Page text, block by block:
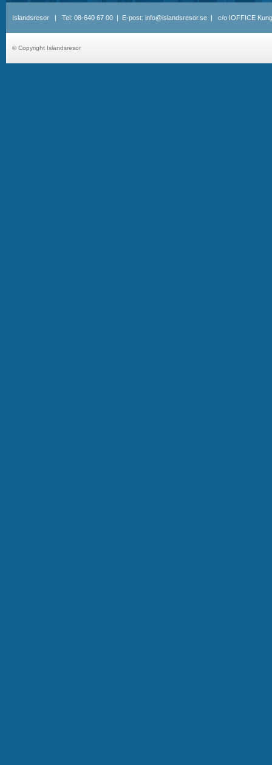
Islandsresor | Tel: 08-640 67 00 | E-post: info@islandsresor.se | c/o IOFFICE
© Copyright Islandsresor